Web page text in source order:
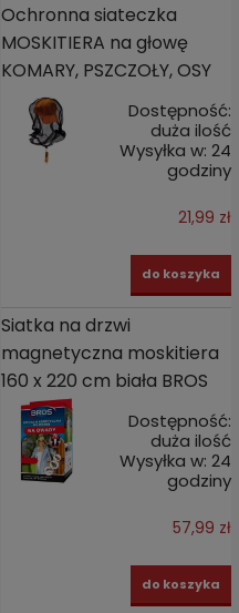
Ochronna siateczka
MOSKITIERA na głowę
KOMARY, PSZCZOŁY, OSY
Dostępność:
duża ilość
Wysyłka w: 24
godziny
21,99 zł
do koszyka
Siatka na drzwi
magnetyczna moskitiera
160 x 220 cm biała BROS
Dostępność:
duża ilość
Wysyłka w: 24
godziny
57,99 zł
do koszyka